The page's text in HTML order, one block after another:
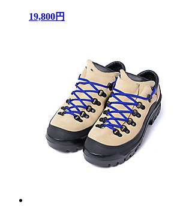
19,800円